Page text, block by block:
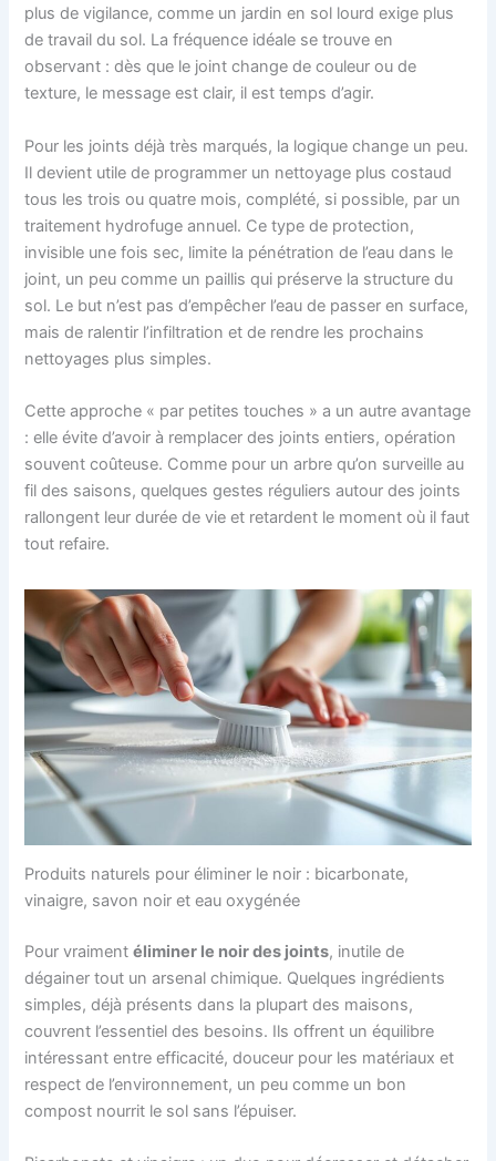
plus de vigilance, comme un jardin en sol lourd exige plus
de travail du sol. La fréquence idéale se trouve en
observant : dès que le joint change de couleur ou de
texture, le message est clair, il est temps d’agir.
Pour les joints déjà très marqués, la logique change un peu.
Il devient utile de programmer un nettoyage plus costaud
tous les trois ou quatre mois, complété, si possible, par un
traitement hydrofuge annuel. Ce type de protection,
invisible une fois sec, limite la pénétration de l’eau dans le
joint, un peu comme un paillis qui préserve la structure du
sol. Le but n’est pas d’empêcher l’eau de passer en surface,
mais de ralentir l’infiltration et de rendre les prochains
nettoyages plus simples.
Cette approche « par petites touches » a un autre avantage
: elle évite d’avoir à remplacer des joints entiers, opération
souvent coûteuse. Comme pour un arbre qu’on surveille au
fil des saisons, quelques gestes réguliers autour des joints
rallongent leur durée de vie et retardent le moment où il faut
tout refaire.
Produits naturels pour éliminer le noir : bicarbonate,
vinaigre, savon noir et eau oxygénée
Pour vraimentéliminer le noir des joints, inutile de
dégainer tout un arsenal chimique. Quelques ingrédients
simples, déjà présents dans la plupart des maisons,
couvrent l’essentiel des besoins. Ils offrent un équilibre
intéressant entre efficacité, douceur pour les matériaux et
respect de l’environnement, un peu comme un bon
compost nourrit le sol sans l’épuiser.